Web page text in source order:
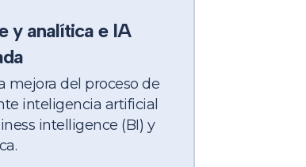
y analítica e IA
mejora del proceso de
inteligencia artificial
intelligence (BI) y